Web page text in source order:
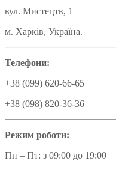
вул. Мистецтв, 1
м. Харків, Україна.
Телефони:
+38 (099) 620-66-65
+38 (098) 820-36-36
Режим роботи:
Пн – Пт: з 09:00 до 19:00